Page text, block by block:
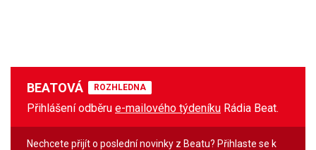
BEATOVÁ ROZHLEDNA
Přihlášení odběru e-mailového týdeníku Rádia Beat.
Nechcete přijít o poslední novinky z Beatu? Přihlaste se k